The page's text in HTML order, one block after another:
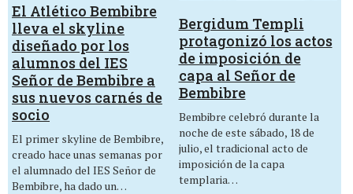
El Atlético Bembibre
lleva el skyline
diseñado por los
alumnos del IES
Señor de Bembibre a
sus nuevos carnés de
socio
El primer skyline de Bembibre,
creado hace unas semanas por
el alumnado del IES Señor de
Bembibre, ha dado un…
Bergidum Templi
protagonizó los actos
de imposición de
capa al Señor de
Bembibre
Bembibre celebró durante la
noche de este sábado, 18 de
julio, el tradicional acto de
imposición de la capa
templaria…